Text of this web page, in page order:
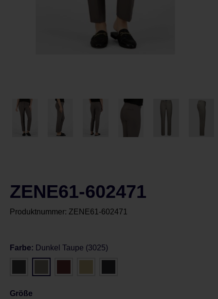
ZENE61-602471
Produktnummer: ZENE61-602471
Farbe: Dunkel Taupe (3025)
Größe